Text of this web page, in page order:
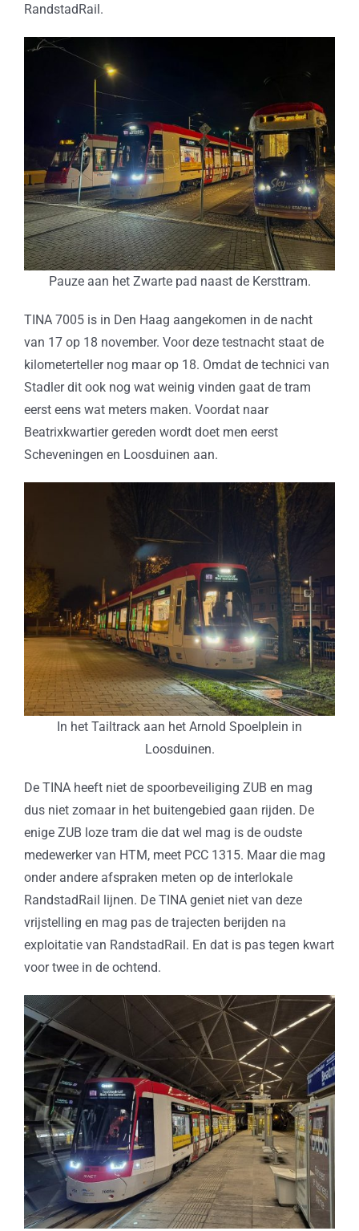
RandstadRail.
Pauze aan het Zwarte pad naast de Kersttram.
TINA 7005 is in Den Haag aangekomen in de nacht
van 17 op 18 november. Voor deze testnacht staat de
kilometerteller nog maar op 18. Omdat de technici van
Stadler dit ook nog wat weinig vinden gaat de tram
eerst eens wat meters maken. Voordat naar
Beatrixkwartier gereden wordt doet men eerst
Scheveningen en Loosduinen aan.
In het Tailtrack aan het Arnold Spoelplein in
Loosduinen.
De TINA heeft niet de spoorbeveiliging ZUB en mag
dus niet zomaar in het buitengebied gaan rijden. De
enige ZUB loze tram die dat wel mag is de oudste
medewerker van HTM, meet PCC 1315. Maar die mag
onder andere afspraken meten op de interlokale
RandstadRail lijnen. De TINA geniet niet van deze
vrijstelling en mag pas de trajecten berijden na
exploitatie van RandstadRail. En dat is pas tegen kwart
voor twee in de ochtend.